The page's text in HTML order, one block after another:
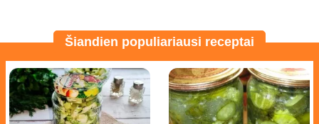
Šiandien populiariausi receptai